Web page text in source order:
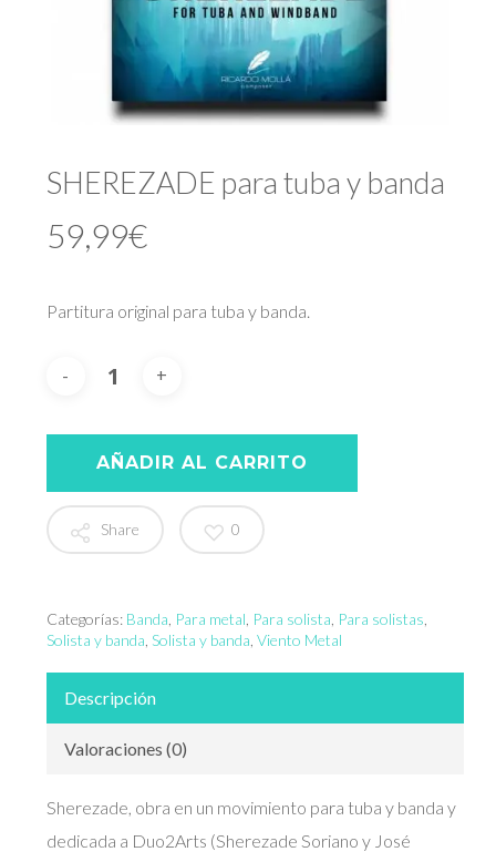
SHEREZADE para tuba y banda
59,99€
Partitura original para tuba y banda.
AÑADIR AL CARRITO
Share 0
Categorías: Banda Para metal Para solista Para solistas
Solista y banda Solista y banda Viento Metal
Descripción
Valoraciones (0)
Sherezade, obra en un movimiento para tuba y banda y
dedicada a Duo2Arts (Sherezade Soriano y José